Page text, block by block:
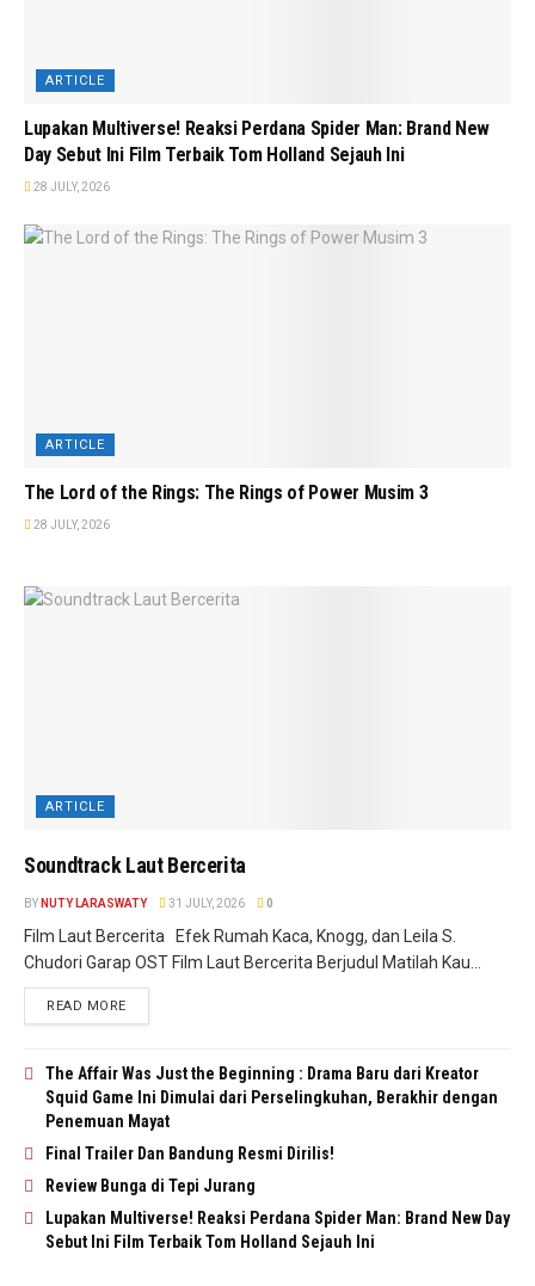
ARTICLE
Lupakan Multiverse! Reaksi Perdana Spider Man: Brand New
Day Sebut Ini Film Terbaik Tom Holland Sejauh Ini
28 JULY, 2026
ARTICLE
The Lord of the Rings: The Rings of Power Musim 3
28 JULY, 2026
ARTICLE
Soundtrack Laut Bercerita
BY NUTY LARASWATY 31 JULY, 2026 0
Film Laut Bercerita Efek Rumah Kaca, Knogg, dan Leila S.
Chudori Garap OST Film Laut Bercerita Berjudul Matilah Kau...
READ MORE
The Affair Was Just the Beginning : Drama Baru dari Kreator
Squid Game Ini Dimulai dari Perselingkuhan, Berakhir dengan
Penemuan Mayat
Final Trailer Dan Bandung Resmi Dirilis!
Review Bunga di Tepi Jurang
Lupakan Multiverse! Reaksi Perdana Spider Man: Brand New Day
Sebut Ini Film Terbaik Tom Holland Sejauh Ini